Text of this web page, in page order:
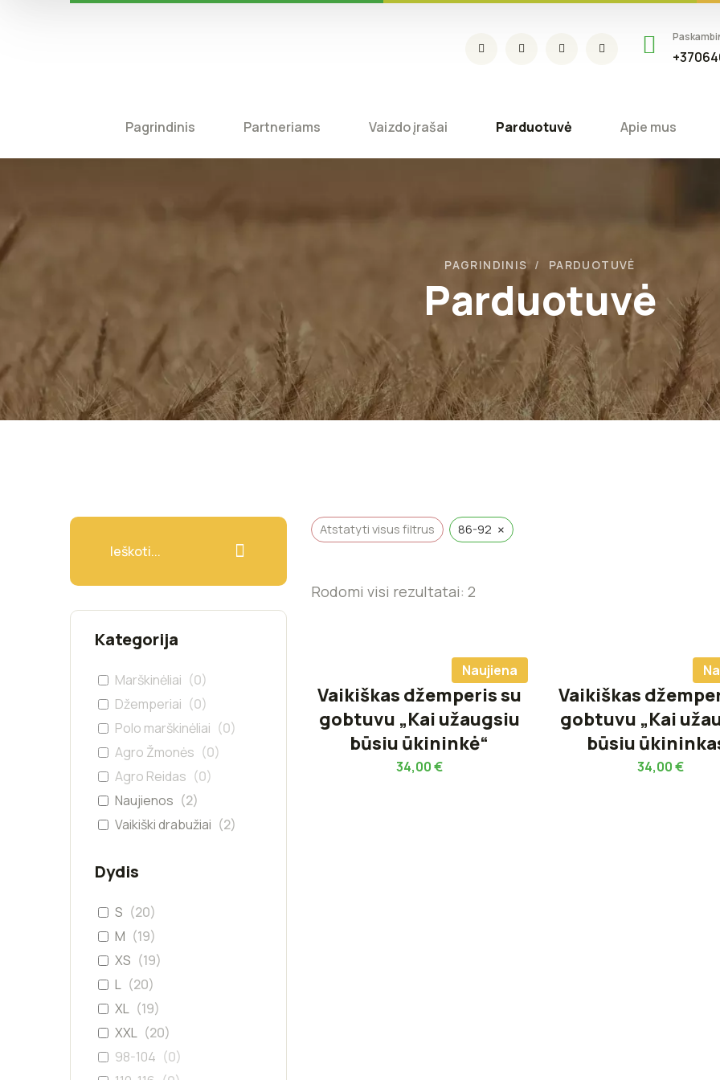
Pagrindinis Partneriams Vaizdo įrašai Parduotuvė Apie mus
Parduotuvė
PAGRINDINIS PARDUOTUVĖ
Atstatyti visus filtrus 86-92 ×
Rodomi visi rezultatai: 2
Naujiena
Vaikiškas džemperis su
gobtuvu „Kai užaugsiu
būsiu ūkininkė“
34,00€
Vaikiškas
gobtuvu „Kai
būsiu
34,00€
Kategorija
Marškinėliai (0)
Džemperiai (0)
Polo marškinėliai (0)
Agro Žmonės (0)
Agro Reidas (0)
Naujienos (2)
Vaikiški drabužiai (2)
Dydis
S (20)
M (19)
XS (19)
L (20)
XL (19)
XXL (20)
98-104 (0)